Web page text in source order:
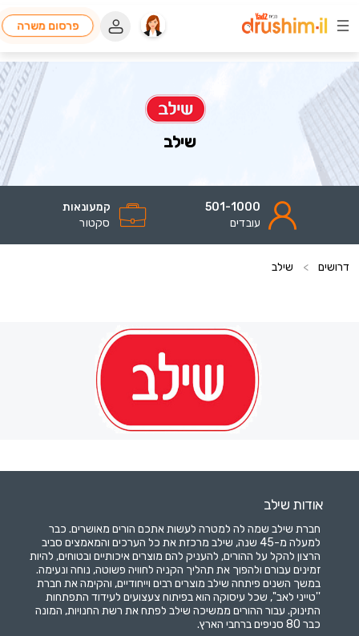
פרסום משרה
שילב
501-1000
עובדים
קמעונאות
סקטור
דרושים > שילב
אודות שילב
חברת שילב שמה לה למטרה לעשות אתכם הורים מאושרים. כבר
למעלה מ-45 שנה, שילב מרכזת את כל הערכים והמאמצים סביב
הרצון להקל על ההורים, להעניק להם מוצרים איכותיים ובטוחים, להיות
זמינים עבורם ולהפוך את תהליך הקניה לחוויה פשוטה, נוחה ונעימה.
במשך השנים פיתחה שילב מוצרים רבים וייחודיים, והקימה את חברת
''טייני לאב'', שכל עיסוקה הוא בפיתוח צעצועים לעידוד התפתחות
התינוק. עבור ההורים ממשיכה שילב לפתח את רשת החנויות, המונה
כבר 80 סניפים ברחבי הארץ.